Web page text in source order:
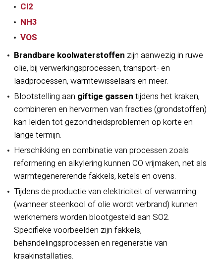
Cl2
NH3
VOS
Brandbare koolwaterstoffen zijn aanwezig in ruwe
olie, bij verwerkingsprocessen, transport- en
laadprocessen, warmtewisselaars en meer.
Blootstelling aan giftige gassen tijdens het kraken,
combineren en hervormen van fracties (grondstoffen)
kan leiden tot gezondheidsproblemen op korte en
lange termijn.
Herschikking en combinatie van processen zoals
reformering en alkylering kunnen CO vrijmaken, net als
warmtegenererende fakkels, ketels en ovens.
Tijdens de productie van elektriciteit of verwarming
(wanneer steenkool of olie wordt verbrand) kunnen
werknemers worden blootgesteld aan SO2.
Specifieke voorbeelden zijn fakkels,
behandelingsprocessen en regeneratie van
kraakinstallaties.